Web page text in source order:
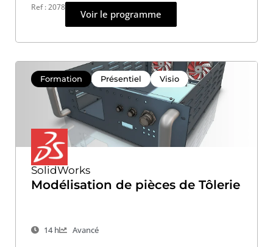
Ref : 2078
Voir le programme
Formation Présentiel Visio
SolidWorks
Modélisation de pièces de Tôlerie
14 h Avancé